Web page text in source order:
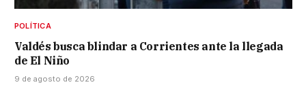
POLÍTICA
Valdés busca blindar a Corrientes ante la llegada
de El Niño
9 de agosto de 2026